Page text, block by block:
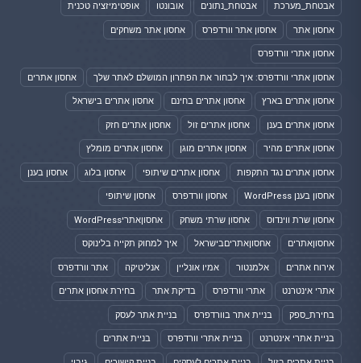
אבטחת_מערכת אבטחת_נתונים אובונטו אופטימיזציה טכנית
אחסון אתר אחסון אתר וורדפרס אחסון אתר משחקים
אחסון אתרי וורדפרס
אחסון אתרי וורדפרס: איך לבחור את הפתרון המושלם לאתר שלך אחסון אתרים
אחסון אתרים בארץ אחסון אתרים בחינם אחסון אתרים בישראל
אחסון אתרים בענן אחסון אתרים זול אחסון אתרים חזק
אחסון אתרים מהיר אחסון אתרים מוגן אחסון אתרים מומלץ
אחסון אתרים נגד התקפות אחסון אתרים שיתופי אחסון בלוג אחסון בענן
אחסון בענן WordPress אחסון וורדפרס אחסון שיתופי
אחסון שרת ווינדוס אחסון שרתי משחק אחסוןאתריWordPress
אחסוןאתרים אחסוןאתריםבישראל איך למחוק תקייה בלינוקס
אירוח אתרים אלמנטור אמיו אונליין אנליטיקה אתר וורדפרס
אתרי אינטרנט אתרי וורדפרס בדיקת אתר בחירת אחסון אתרים
בחירת_ספק בניית אתר בוורדפרס בניית אתר לעסק
בניית אתרי אינטרנט בניית אתרי וורדפרס בניית אתרים